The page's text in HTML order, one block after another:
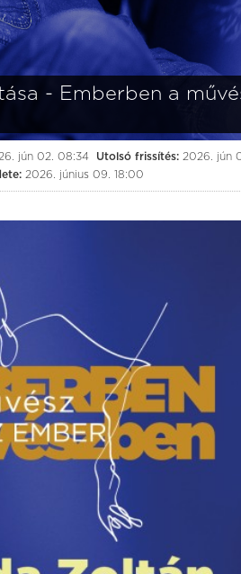
- Emberben a
jún 02. 08:34 Utolsó frissítés: 2026. jún
2026. június 09. 18:00